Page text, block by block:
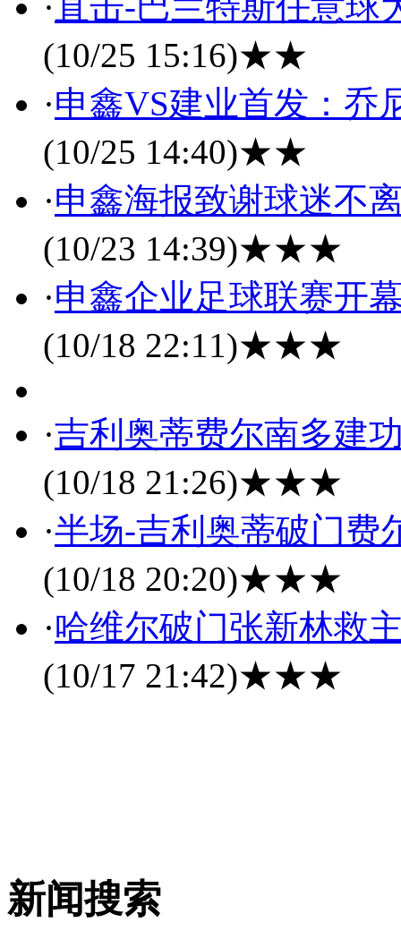
(10/25 15:16)★★
·申鑫VS建业首发：乔
(10/25 14:40)★★
·申鑫海报致谢球迷不
(10/23 14:39)★★★
·申鑫企业足球联赛开
(10/18 22:11)★★★
·吉利奥蒂费尔南多建
(10/18 21:26)★★★
·半场-吉利奥蒂破门费
(10/18 20:20)★★★
·哈维尔破门张新林救
(10/17 21:42)★★★
新闻搜索